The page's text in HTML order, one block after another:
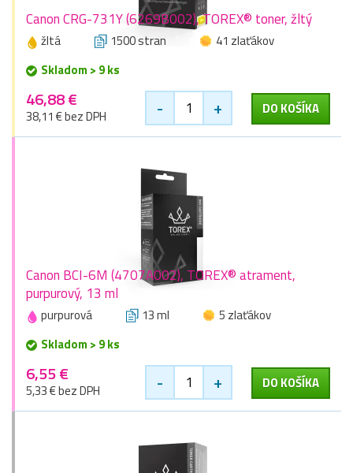
Canon CRG-731Y (6269B002), TOREX® toner, žltý
žltá 1500 stran
41 zlaťákov
Skladom > 9 ks
46,88 €
38,11 € bez DPH - + DO KOŠÍKA
Canon BCI-6M (4707A002), TOREX® atrament,
purpurový, 13 ml
purpurová 13 ml
5 zlaťákov
Skladom > 9 ks
6,55 €
5,33 € bez DPH - + DO KOŠÍKA